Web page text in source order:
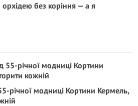
орхідею без коріння — а я
річної модниці Кортини Кермель,